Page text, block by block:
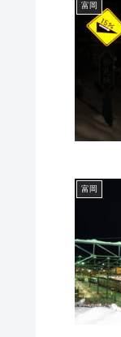
富岡
富岡